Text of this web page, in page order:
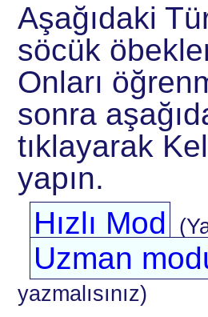
Aşağıdaki
söcük
Onları
sonra
tıklayarak
yapın.
Hızlı Mod
Uzman
yazmalısınız)